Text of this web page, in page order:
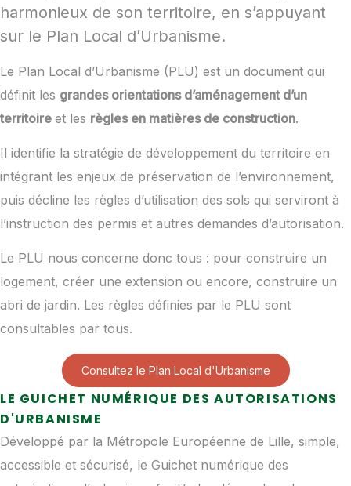
harmonieux de son territoire, en s’appuyant
sur le Plan Local d’Urbanisme.
Le Plan Local d’Urbanisme (PLU) est un document qui
définit les grandes orientations d’aménagement d’un
territoire et les règles en matières de construction.
Il identifie la stratégie de développement du territoire en
intégrant les enjeux de préservation de l’environnement,
puis décline les règles d’utilisation des sols qui serviront à
l’instruction des permis et autres demandes d’autorisation.
Le PLU nous concerne donc tous : pour construire un
logement, créer une extension ou encore, construire un
abri de jardin. Les règles définies par le PLU sont
consultables par tous.
Consultez le Plan Local d'Urbanisme
LE GUICHET NUMÉRIQUE DES AUTORISATIONS
D'URBANISME
Développé par la Métropole Européenne de Lille, simple,
accessible et sécurisé, le Guichet numérique des